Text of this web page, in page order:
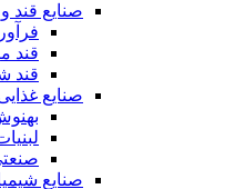
صنایع قند
قند
قند
صنایع
صنایع